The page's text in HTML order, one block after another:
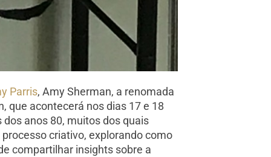
Parris, Amy Sherman, a renomada
que acontecerá nos dias 17 e 18
anos 80, muitos dos quais
criativo, explorando como
compartilhar insights sobre a